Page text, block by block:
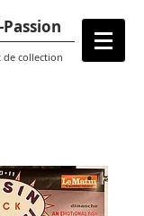
de collection